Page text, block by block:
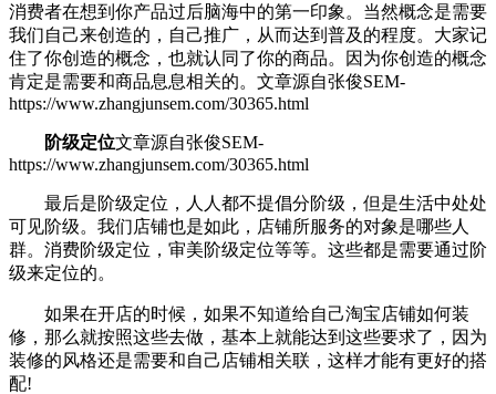
消费者在想到你产品过后脑海中的第一印象。当然概念是需要
我们自己来创造的，自己推广，从而达到普及的程度。大家记
住了你创造的概念，也就认同了你的商品。因为你创造的概念
肯定是需要和商品息息相关的。 文章源自张俊SEM-
https://www.zhangjunsem.com/30365.html
阶级定位文章源自张俊SEM-
https://www.zhangjunsem.com/30365.html
最后是阶级定位，人人都不提倡分阶级，但是生活中处处
可见阶级。我们店铺也是如此，店铺所服务的对象是哪些人
群。消费阶级定位，审美阶级定位等等。这些都是需要通过阶
级来定位的。
如果在开店的时候，如果不知道给自己淘宝店铺如何装
修，那么就按照这些去做，基本上就能达到这些要求了，因为
装修的风格还是需要和自己店铺相关联，这样才能有更好的搭
配!